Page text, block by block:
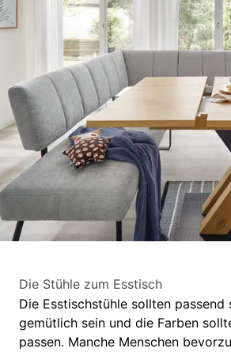
Die Stühle zum Esstisch
Die Esstischstühle sollten passend
gemütlich sein und die Farben
passen. Manche Menschen